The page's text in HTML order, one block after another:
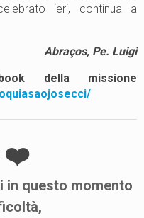
ieri, continua a
Abraços, Pe. Luigi
della missione
❤️
in questo momento